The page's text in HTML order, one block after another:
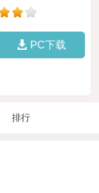
PC下载
排行